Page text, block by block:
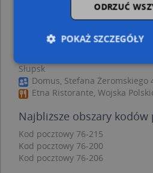
Kancelaria Doradców
Waldemar Skierś, ul. Wojska
Taxi Osobowe, ul. Adama
Słupsk
Domus, Stefana Żeromskiego
Etna Ristorante, Wojska
Najbliższe obszary kodów
Kod pocztowy 76-215
Kod pocztowy 76-200
Kod pocztowy 76-206
ODRZUĆ
POKAŻ SZCZEGÓŁY
Niezbędne Wydajność
podstawowych funkcji strony
jak logowanie użytkownika i
Bez niezbędnych plików cookie
prawidłowo korzystać ze strony